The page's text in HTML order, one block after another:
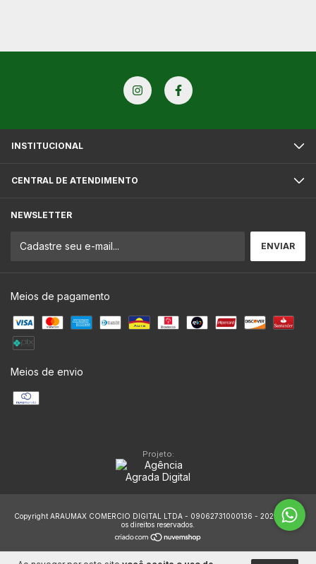
INSTITUCIONAL
CENTRAL DE ATENDIMENTO
NEWSLETTER
Meios de pagamento
Meios de envio
Projeto:
Copyright ARAUMAX COMERCIO DIGITAL LTDA - 09062731000136 - 2026. Todos
os direitos reservados.